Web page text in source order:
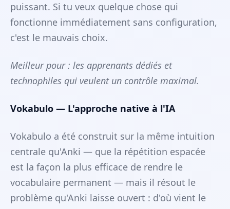
puissant. Si tu veux quelque chose qui
fonctionne immédiatement sans configuration,
c'est le mauvais choix.
Meilleur pour : les apprenants dédiés et
technophiles qui veulent un contrôle maximal.
Vokabulo — L'approche native à l'IA
Vokabulo a été construit sur la même intuition
centrale qu'Anki — que la répétition espacée
est la façon la plus efficace de rendre le
vocabulaire permanent — mais il résout le
problème qu'Anki laisse ouvert : d'où vient le